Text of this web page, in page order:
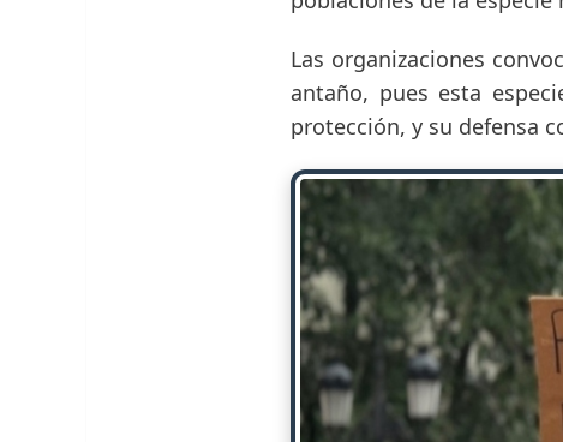
Las organizaciones
antaño, pues esta
protección, y su defensa